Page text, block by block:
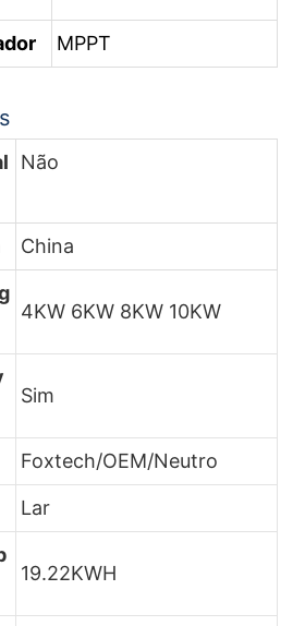
MPPT
Não
China
4KW 6KW 8KW 10KW
Sim
Foxtech/OEM/Neutro
Lar
19.22KWH